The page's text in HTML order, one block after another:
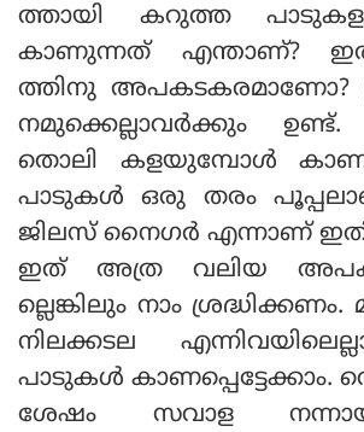
ത്തായി കറുത്ത
കാണുന്നത് എന്താണ്?
ത്തിനു
നമുക്കെല്ലാവർക്കും
തൊലി കളയുമ്പോൾ
പാടുകൾ ഒരു തരം
ജിലസ് നൈഗർ എന്നാണ്
ഇത് അത്ര വലിയ
ല്ലെങ്കിലും നാം ശ്രദ്ധിക്കണം.
നിലക്കടല
പാടുകൾ
ശേഷം സവാള